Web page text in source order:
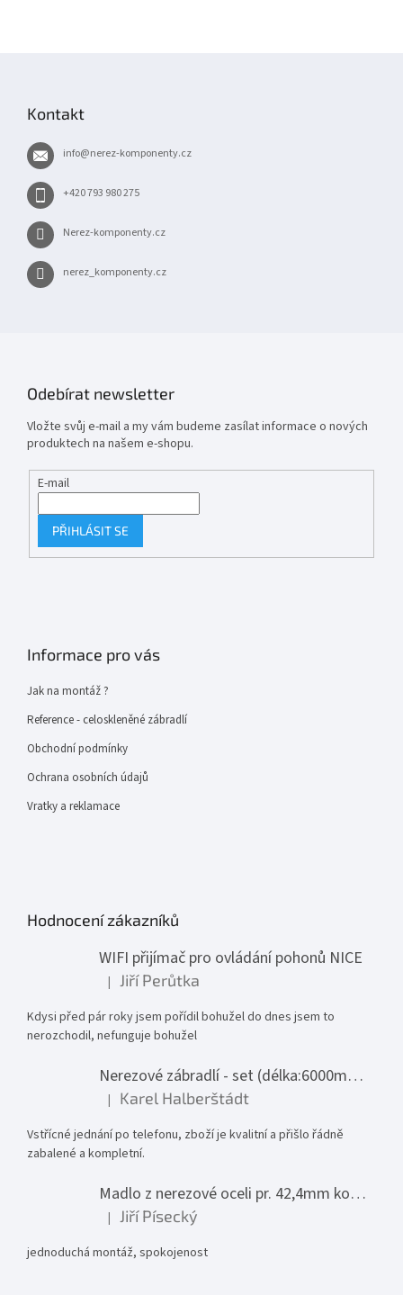
Kontakt
info@nerez-komponenty.cz
+420 793 980 275
Nerez-komponenty.cz
nerez_komponenty.cz
Odebírat newsletter
Vložte svůj e-mail a my vám budeme zasílat informace o nových
produktech na našem e-shopu.
E-mail
PŘIHLÁSIT SE
Informace pro vás
Jak na montáž ?
Reference - celoskleněné zábradlí
Obchodní podmínky
Ochrana osobních údajů
Vratky a reklamace
Hodnocení zákazníků
WIFI přijímač pro ovládání pohonů NICE
Hodnocení produktu je 1 z 5 hvězdiček.
| Jiří Perůtka
Kdysi před pár roky jsem pořídil bohužel do dnes jsem to
nerozchodil, nefunguje bohužel
Nerezové zábradlí - set (délka:6000mm x výška:1000mm)
Hodnocení produktu je 5 z 5 hvězdiček.
| Karel Halberštádt
Vstřícné jednání po telefonu, zboží je kvalitní a přišlo řádně
zabalené a kompletní.
Madlo z nerezové oceli pr. 42,4mm komplet - model 0116 - 3000mm
Hodnocení produktu je 5 z 5 hvězdiček.
| Jiří Písecký
jednoduchá montáž, spokojenost